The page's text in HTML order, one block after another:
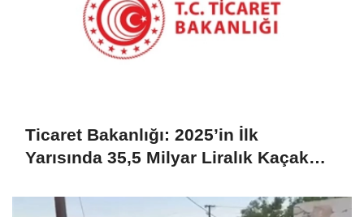
Ticaret Bakanlığı: 2025’in İlk
Yarısında 35,5 Milyar Liralık Kaçak